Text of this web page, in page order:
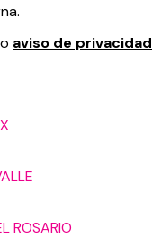
aviso de privacidad
ROSARIO